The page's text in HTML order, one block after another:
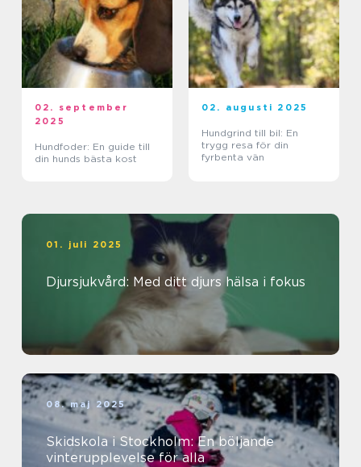
02. september
2025
Hundfoder: En guide till
din hunds bästa kost
02. augusti 2025
Hundgrind till bil: En
trygg resa för din
fyrbenta vän
01. juli 2025
Djursjukvård: Med ditt djurs hälsa i fokus
08. maj 2025
Skidskola i Stockholm: En böljande
vinterupplevelse för alla